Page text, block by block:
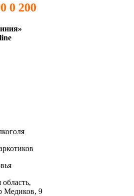
0 200
Медиков, 9